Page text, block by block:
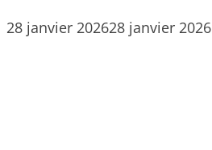
28 janvier 202628 janvier 2026